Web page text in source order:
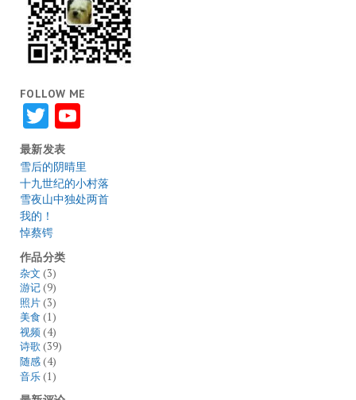
FOLLOW ME
TwitterYouTube
最新发表
雪后的阴晴里
十九世纪的小村落
雪夜山中独处两首
我的！
悼蔡锷
作品分类
杂文 (3)
游记(9)
照片(3)
美食 (1)
视频(4)
诗歌(39)
随感(4)
音乐(1)